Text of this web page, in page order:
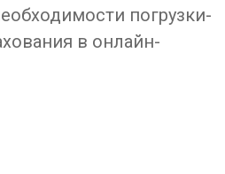
погрузки-
в онлайн-